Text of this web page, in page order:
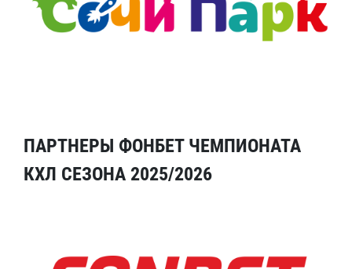
ПАРТНЕРЫ ФОНБЕТ ЧЕМПИОНАТА
КХЛ СЕЗОНА 2025/2026